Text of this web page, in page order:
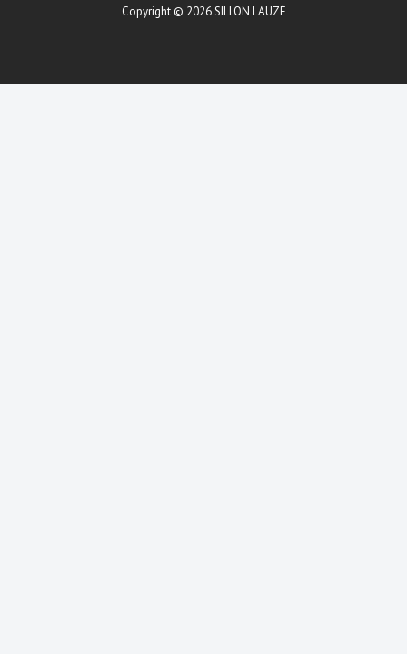
Copyright © 2026SILLON LAUZÉ